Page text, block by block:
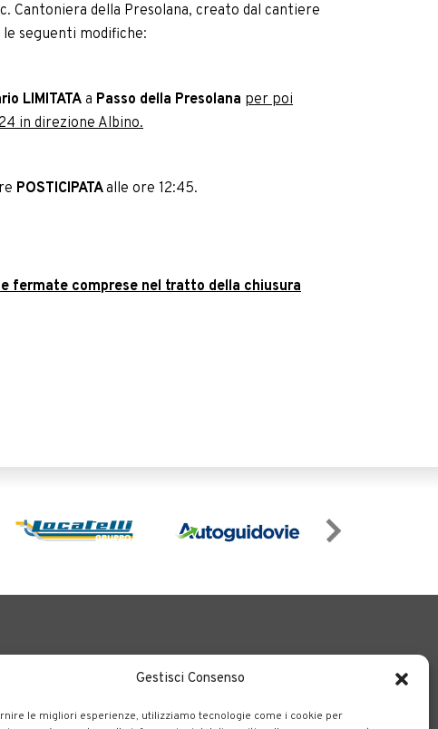
Gestisci Consenso
le migliori esperienze, utilizziamo tecnologie come i cookie per
Cantoniera della Presolana, creato dal cantiere
seguenti modifiche:
LIMITATA a Passo della Presolana per poi
in direzione Albino.
POSTICIPATAalle ore 12:45.
fermate comprese nel tratto della chiusura